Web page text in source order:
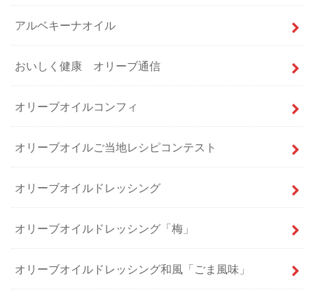
アルベキーナオイル
おいしく健康 オリーブ通信
オリーブオイルコンフィ
オリーブオイルご当地レシピコンテスト
オリーブオイルドレッシング
オリーブオイルドレッシング「梅」
オリーブオイルドレッシング和風「ごま風味」